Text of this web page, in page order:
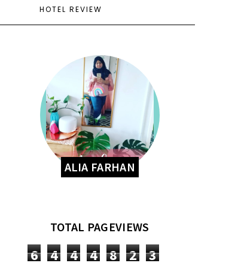
HOTEL REVIEW
ALIA FARHAN
TOTAL PAGEVIEWS
6 4 4 4 8 2 3